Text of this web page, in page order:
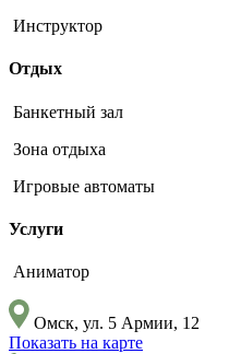
Инструктор
Отдых
Банкетный зал
Зона отдыха
Игровые автоматы
Услуги
Аниматор
Омск, ул. 5 Армии, 12
Показать на карте